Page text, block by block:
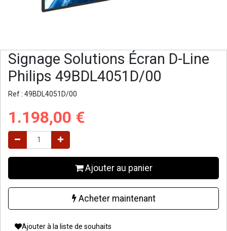
Signage Solutions Écran D-Line
Philips 49BDL4051D/00
Ref : 49BDL4051D/00
1.198,00 €
Ajouter au panier
Acheter maintenant
Ajouter à la liste de souhaits